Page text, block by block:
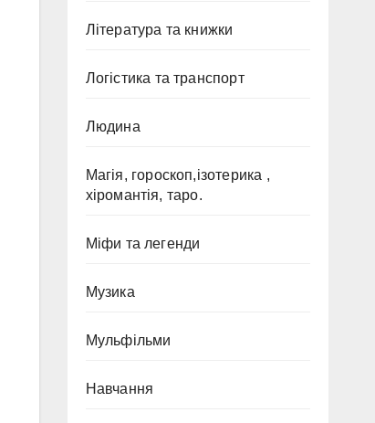
Література та книжки
Логістика та транспорт
Людина
Магія, гороскоп,ізотерика ,
хіромантія, таро.
Міфи та легенди
Музика
Мульфільми
Навчання